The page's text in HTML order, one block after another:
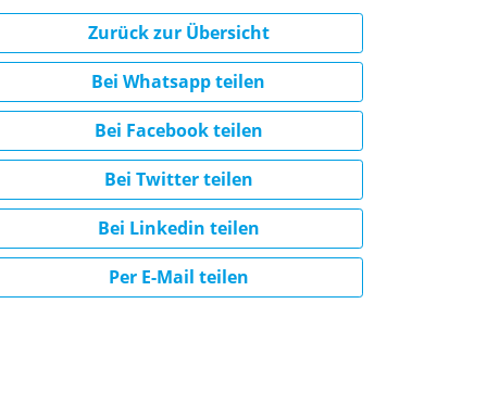
Zurück zur Übersicht
Bei Whatsapp teilen
Bei Facebook teilen
Bei Twitter teilen
Bei Linkedin teilen
Per E-Mail teilen